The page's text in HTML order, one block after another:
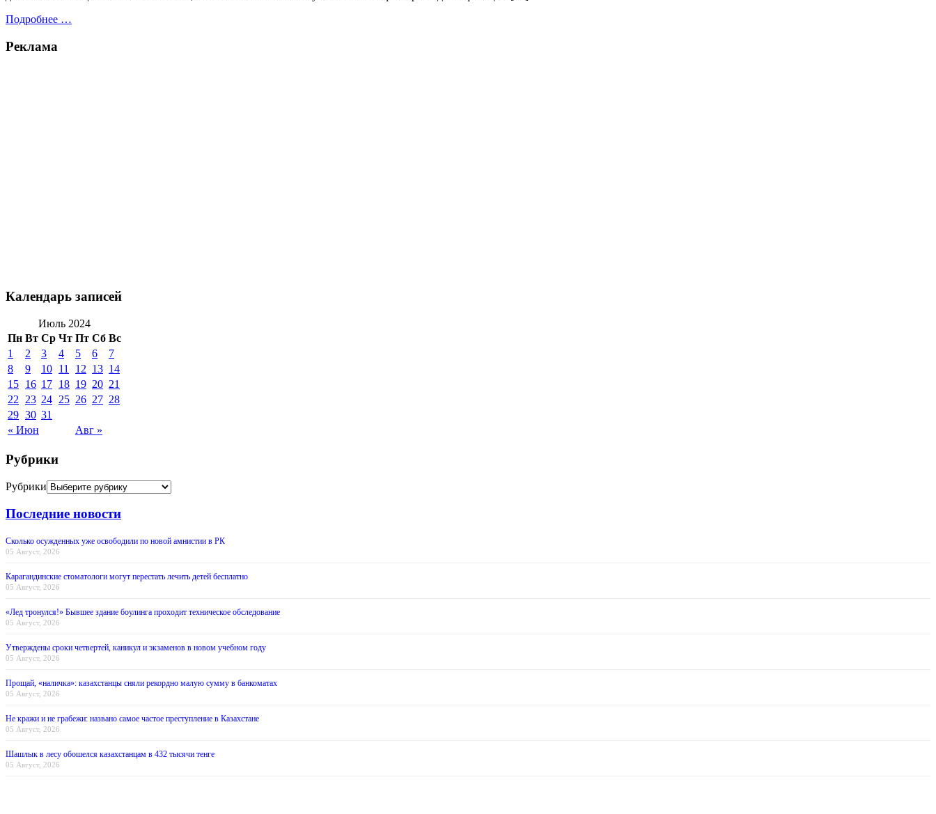
Подробнее …
Реклама
Календарь записей
Июль 2024
Пн Вт Ср Чт Пт Сб Вс
« Июн Авг »
1 2 3 4 5 6
7
8
9 10 11 12 13 14
15 16 17 18 19 20 21
22
23 24 25 26 27 28
29 30 31
Рубрики
Рубрики
Последние новости
Сколько осужденных уже освободили по новой амнистии в РК
05 Август, 2026
Карагандинские стоматологи могут перестать лечить детей бесплатно
05 Август, 2026
«Лед тронулся!» Бывшее здание боулинга проходит техническое обследование
05 Август, 2026
Утверждены сроки четвертей, каникул и экзаменов в новом учебном году
05 Август, 2026
Прощай, «наличка»: казахстанцы сняли рекордно малую сумму в банкоматах
05 Август, 2026
Не кражи и не грабежи: названо самое частое преступление в Казахстане
05 Август, 2026
Шашлык в лесу обошелся казахстанцам в 432 тысячи тенге
05 Август, 2026